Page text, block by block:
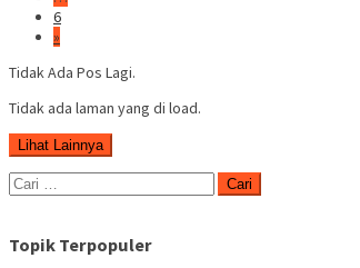
6
»
Tidak Ada Pos Lagi.
Tidak ada laman yang di load.
Lihat Lainnya
Cari
untuk:
Topik Terpopuler